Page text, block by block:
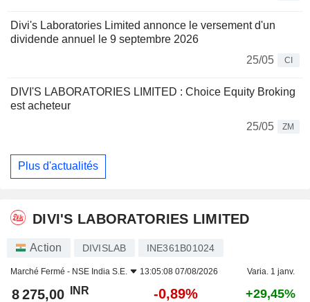
Divi's Laboratories Limited annonce le versement d'un
dividende annuel le 9 septembre 2026
25/05
CI
DIVI'S LABORATORIES LIMITED : Choice Equity Broking
est acheteur
25/05
ZM
Plus d'actualités
DIVI'S LABORATORIES LIMITED
Action DIVISLAB INE361B01024
Marché Fermé - NSE India S.E. 13:05:08 07/08/2026 Varia. 1 janv.
8 275,00 INR -0,89% +29,45%